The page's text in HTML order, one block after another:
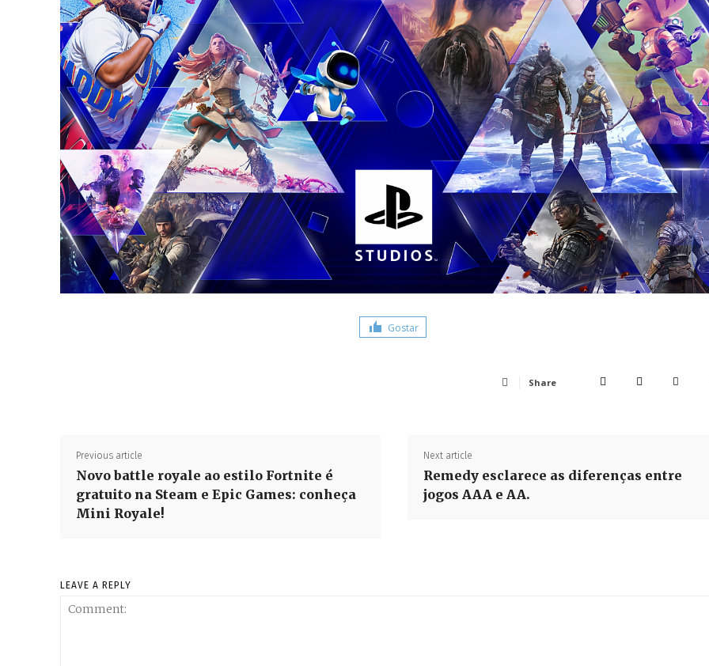
Gostar
Share
Previous article
Novo battle royale ao estilo Fortnite é
gratuito na Steam e Epic Games: conheça
Mini Royale!
Next article
Remedy esclarece as diferenças entre
jogos AAA e AA.
LEAVE A REPLY